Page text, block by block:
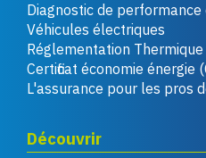
Diagnostic de performance
Véhicules électriques
Réglementation
Certificat économie énergie
L'assurance pour les pros
Découvrir